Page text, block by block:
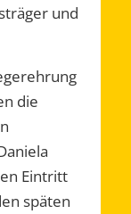
und
die
Eintritt
späten